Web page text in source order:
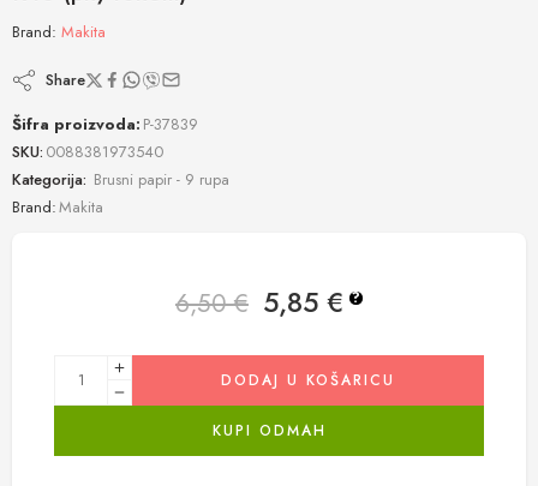
Brand: Makita
Share
Šifra proizvoda: P-37839
SKU: 0088381973540
Kategorija: Brusni papir - 9 rupa
Brand:Makita
6,50€ 5,85 € ?
DODAJ U KOŠARICU
KUPI ODMAH